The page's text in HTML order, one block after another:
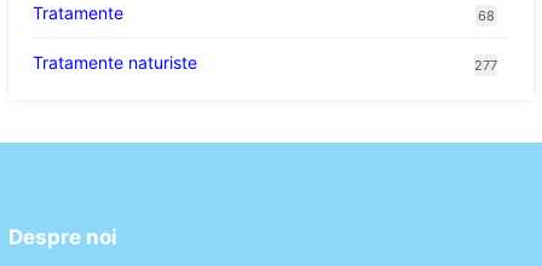
Tratamente 68
Tratamente naturiste 277
Despre noi